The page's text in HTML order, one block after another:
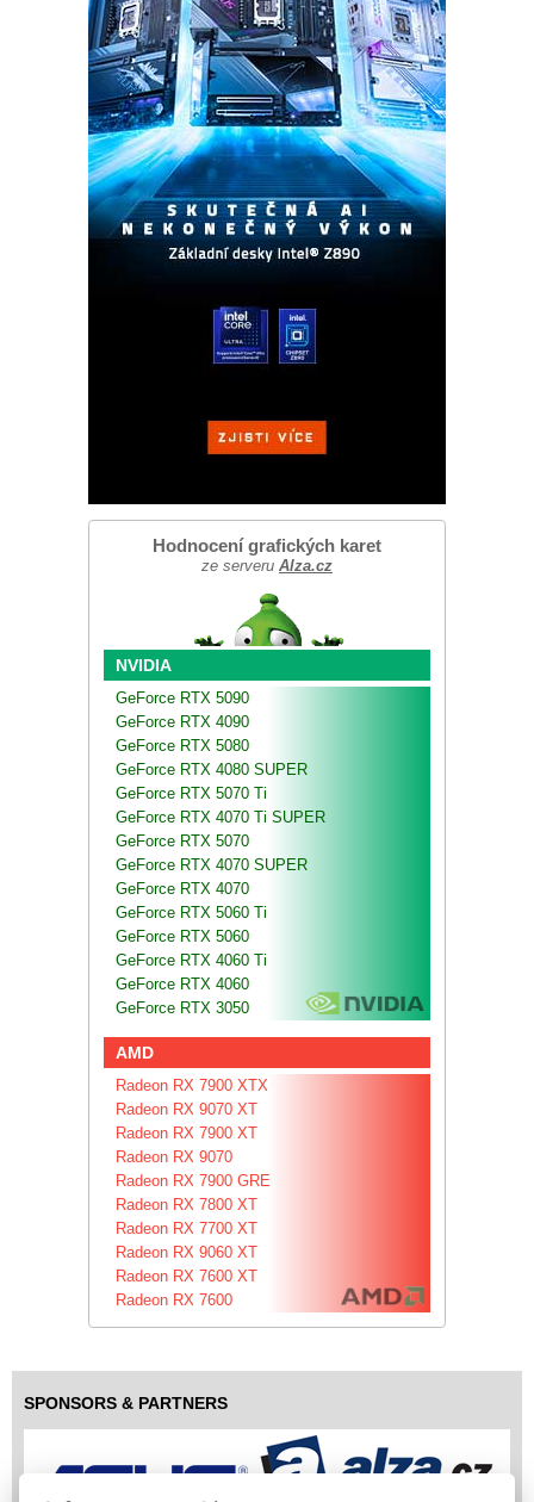
Hodnocení grafických karet
ze serveru Alza.cz
NVIDIA
GeForce RTX 5090
GeForce RTX 4090
GeForce RTX 5080
GeForce RTX 4080 SUPER
GeForce RTX 5070 Ti
GeForce RTX 4070 Ti SUPER
GeForce RTX 5070
GeForce RTX 4070 SUPER
GeForce RTX 4070
GeForce RTX 5060 Ti
GeForce RTX 5060
GeForce RTX 4060 Ti
GeForce RTX 4060
GeForce RTX 3050
AMD
Radeon RX 7900 XTX
Radeon RX 9070 XT
Radeon RX 7900 XT
Radeon RX 9070
Radeon RX 7900 GRE
Radeon RX 7800 XT
Radeon RX 7700 XT
Radeon RX 9060 XT
Radeon RX 7600 XT
Radeon RX 7600
SPONSORS & PARTNERS